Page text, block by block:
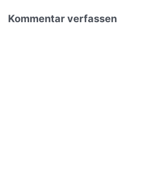
Kommentar verfassen